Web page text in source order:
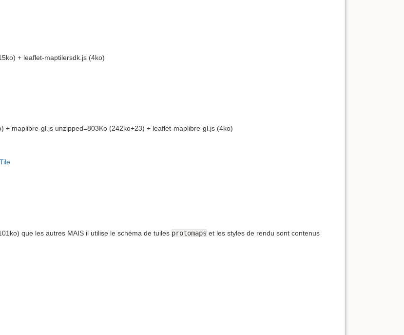
+ leaflet-maptilersdk.js (4ko)
maplibre-gl.js unzipped=803Ko (242ko+23) + leaflet-maplibre-gl.js (4ko)
que les autres MAIS il utilise le schéma de tuiles protomaps et les styles de rendu sont contenus